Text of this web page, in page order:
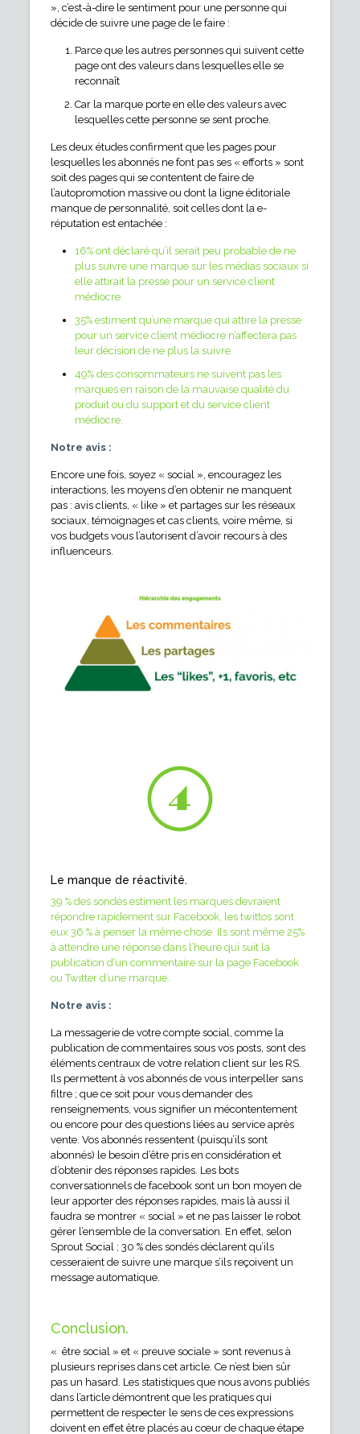
», c’est-à-dire le sentiment pour une personne qui
décide de suivre une page de le faire :
Parce que les autres personnes qui suivent cette
page ont des valeurs dans lesquelles elle se
reconnaît
Car la marque porte en elle des valeurs avec
lesquelles cette personne se sent proche.
Les deux études confirment que les pages pour
lesquelles les abonnés ne font pas ses « efforts » sont
soit des pages qui se contentent de faire de
l’autopromotion massive ou dont la ligne éditoriale
manque de personnalité, soit celles dont la e-
réputation est entachée :
16% ont déclaré qu’il serait peu probable de ne
plus suivre une marque sur les médias sociaux si
elle attirait la presse pour un service client
médiocre.
35% estiment qu’une marque qui attire la presse
pour un service client médiocre n’affectera pas
leur décision de ne plus la suivre.
49% des consommateurs ne suivent pas les
marques en raison de la mauvaise qualité du
produit ou du support et du service client
médiocre.
Notre avis :
Encore une fois, soyez « social », encouragez les
interactions, les moyens d’en obtenir ne manquent
pas : avis clients, « like » et partages sur les réseaux
sociaux, témoignages et cas clients, voire même, si
vos budgets vous l’autorisent d’avoir recours à des
influenceurs.
Le manque de réactivité.
39 % des sondés estiment les marques devraient
répondre rapidement sur Facebook, les twittos sont
eux 36 % à penser la même chose. Ils sont même 25%
à attendre une réponse dans l’heure qui suit la
publication d’un commentaire sur la page Facebook
ou Twitter d’une marque.
Notre avis :
La messagerie de votre compte social, comme la
publication de commentaires sous vos posts, sont des
éléments centraux de votre relation client sur les RS.
Ils permettent à vos abonnés de vous interpeller sans
filtre ; que ce soit pour vous demander des
renseignements, vous signifier un mécontentement
ou encore pour des questions liées au service après
vente. Vos abonnés ressentent (puisqu’ils sont
abonnés) le besoin d’être pris en considération et
d’obtenir des réponses rapides. Les bots
conversationnels de facebook sont un bon moyen de
leur apporter des réponses rapides, mais là aussi il
faudra se montrer « social » et ne pas laisser le robot
gérer l’ensemble de la conversation. En effet, selon
Sprout Social ; 30 % des sondés déclarent qu’ils
cesseraient de suivre une marque s’ils reçoivent un
message automatique.
Conclusion.
« être social » et « preuve sociale » sont revenus à
plusieurs reprises dans cet article. Ce n’est bien sûr
pas un hasard. Les statistiques que nous avons publiés
dans l’article démontrent que les pratiques qui
permettent de respecter le sens de ces expressions
doivent en effet être placés au cœur de chaque étape